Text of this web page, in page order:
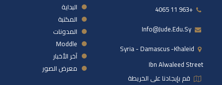
+963 11 4065
Syria - Damascus -khaleid
Ibn Alwaleed Street
قم بإيجادنا على الخريطة
البداية
المكتبة
المدونات
Moddle
آخر الأخبار
معرض الصور